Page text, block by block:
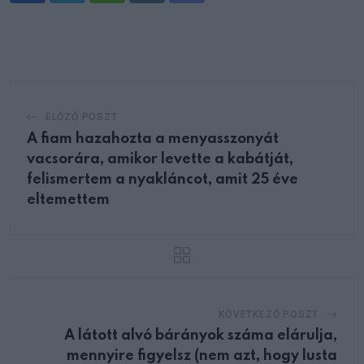
A fiam hazahozta a menyasszonyát
vacsorára, amikor levette a kabátját,
felismertem a nyakláncot, amit 25 éve
eltemettem
A látott alvó bárányok száma elárulja,
mennyire figyelsz (nem azt, hogy lusta